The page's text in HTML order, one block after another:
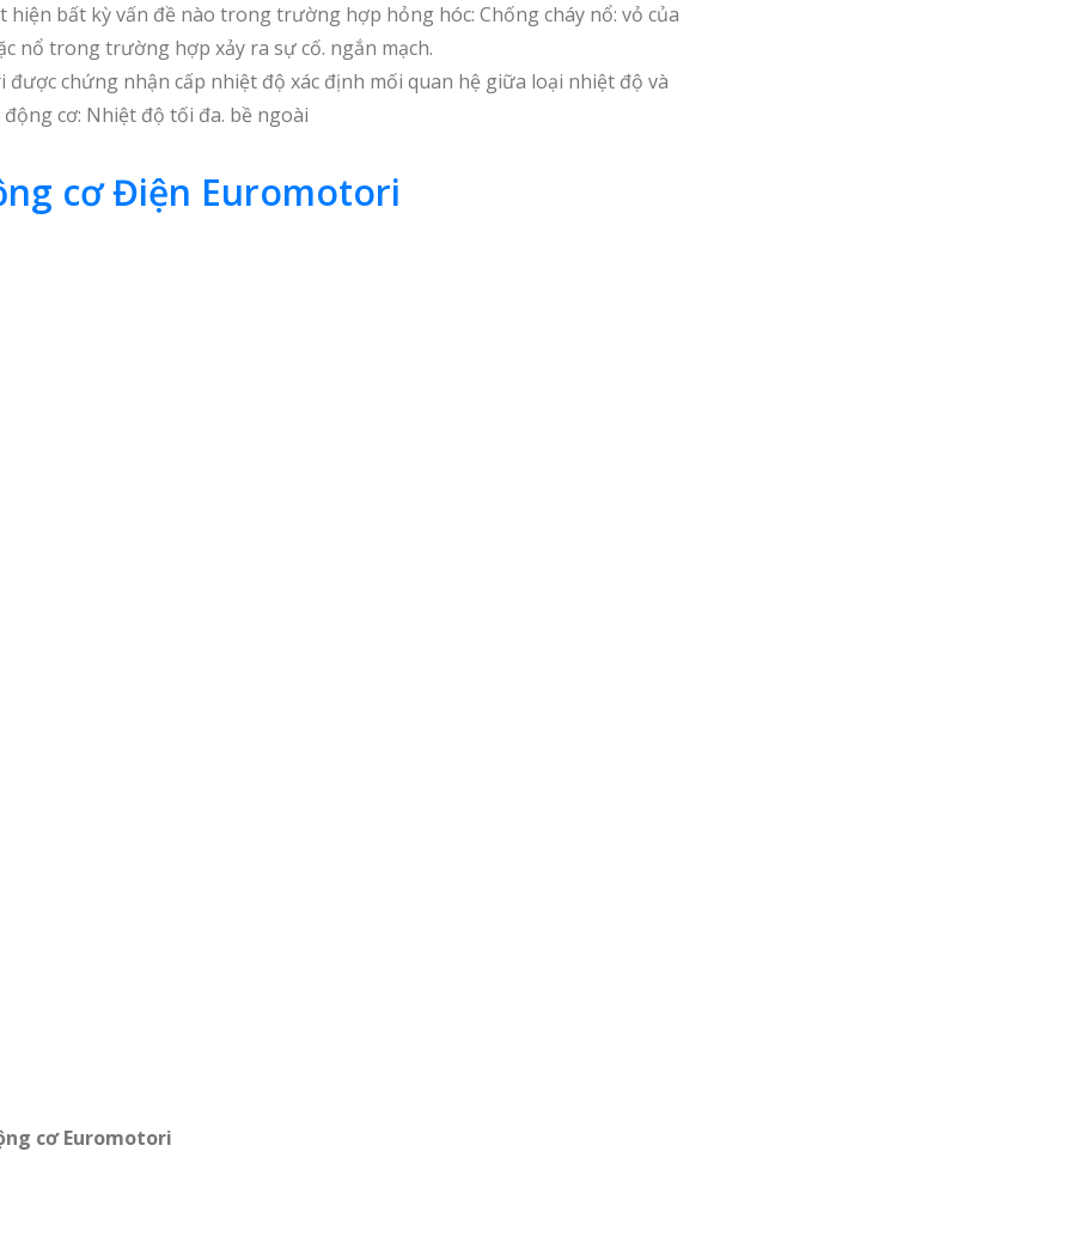
hiện bất kỳ vấn đề nào trong trường hợp hỏng hóc: Chống cháy nổ: vỏ của
nổ trong trường hợp xảy ra sự cố. ngắn mạch.
chứng nhận cấp nhiệt độ xác định mối quan hệ giữa loại nhiệt độ và
cơ: Nhiệt độ tối đa. bề ngoài
cơ Điện Euromotori
cơ Euromotori